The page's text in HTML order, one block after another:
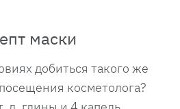
маски
добиться такого же
косметолога?